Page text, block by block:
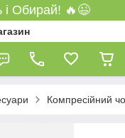
і Обирай! 🔥😉
Компресійний